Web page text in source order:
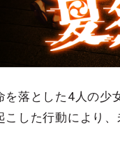
を落とした4人の
こした行動により